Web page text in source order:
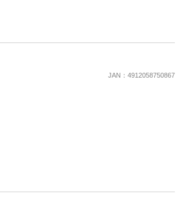
JAN：4912058750867